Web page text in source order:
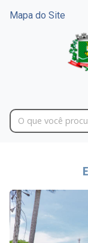
Mapa do Site